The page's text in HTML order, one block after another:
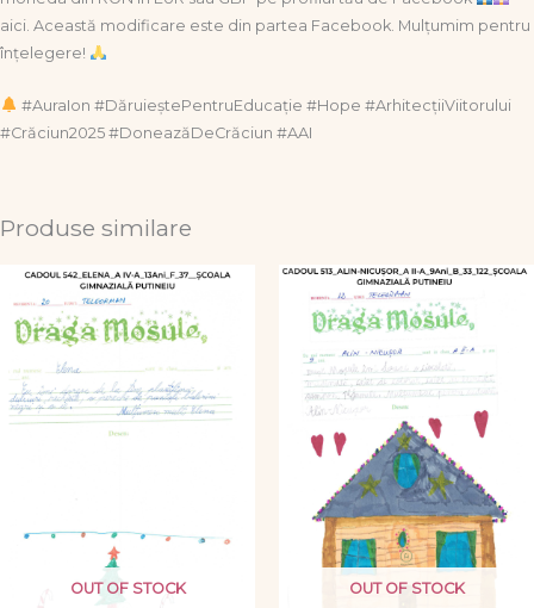
aici. Această modificare este din partea Facebook. Mulțumim pentru
înțelegere!
#AuraIon #DăruieștePentruEducație #Hope #ArhitecțiiViitorului
#Crăciun2025 #DoneazăDeCrăciun #AAI
Produse similare
OUT OF STOCK OUT OF STOCK